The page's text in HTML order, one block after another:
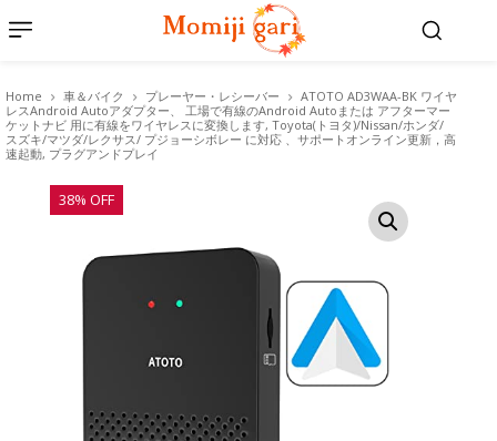
Home 車＆バイク プレーヤー・レシーバー
ATOTO AD3WAA-BK ワイヤ
レスAndroid Autoアダプター、 工場で有線のAndroid Autoまたは アフターマー
ケットナビ 用に有線をワイヤレスに変換します, Toyota(トヨタ)/Nissan/ホンダ/
スズキ/マツダ/レクサス/ プジョーシボレー に対応 、サポートオンライン更新，高
速起動, プラグアンドプレイ
38% OFF